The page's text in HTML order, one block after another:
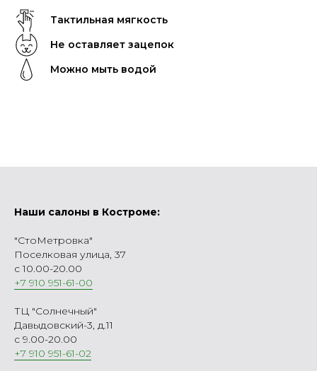
Тактильная мягкость
Не оставляет зацепок
Можно мыть водой
Наши салоны в Костроме:
"СтоМетровка"
Поселковая улица, 37
с 10.00-20.00
+7 910 951-61-00
ТЦ "Солнечный"
Давыдовский-3, д.11
с 9.00-20.00
+7 910 951-61-02